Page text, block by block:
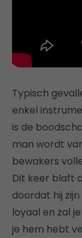
Typisch
enkel
is de
man wordt
bewakers
Dit keer blaft
doordat hij
loyaal en zal
je hem hebt